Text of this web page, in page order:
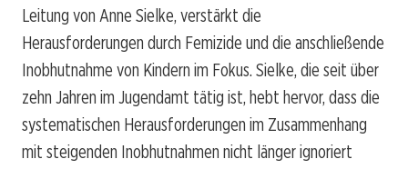
Leitung von Anne Sielke, verstärkt die
Herausforderungen durch Femizide und die anschließende
Inobhutnahme von Kindern im Fokus. Sielke, die seit über
zehn Jahren im Jugendamt tätig ist, hebt hervor, dass die
systematischen Herausforderungen im Zusammenhang
mit steigenden Inobhutnahmen nicht länger ignoriert